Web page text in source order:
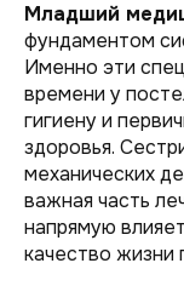
Младший
фундаментом
Именно эти
времени у
гигиену и
здоровья.
механических
важная часть
напрямую
качество жизни